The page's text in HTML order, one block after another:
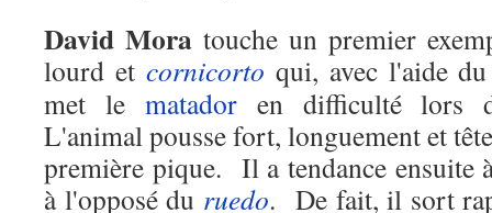
David Mora touche un premier
lourd et cornicorto qui, avec l'aide
met le matadoren difficulté lors
L'animal pousse fort, longuement et
première pique. Il a tendance ensuite
à l'opposé du ruedo. De fait, il sort